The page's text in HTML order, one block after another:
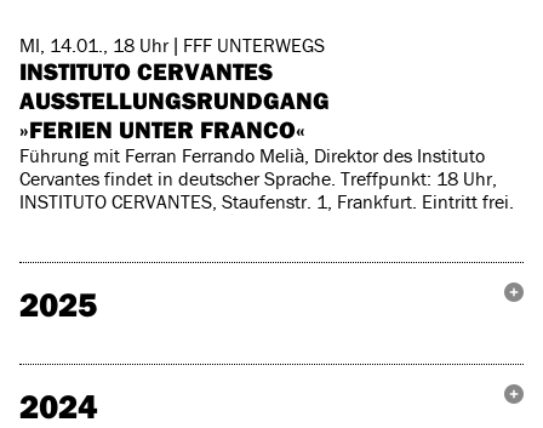
MI, 14.01., 18 Uhr | FFF UNTERWEGS
INSTITUTO CERVANTES
AUSSTELLUNGSRUNDGANG
»FERIEN UNTER FRANCO«
Führung mit Ferran Ferrando Melià, Direktor des Instituto
Cervantes findet in deutscher Sprache. Treffpunkt: 18 Uhr,
INSTITUTO CERVANTES, Staufenstr. 1, Frankfurt. Eintritt frei.
2025
2024